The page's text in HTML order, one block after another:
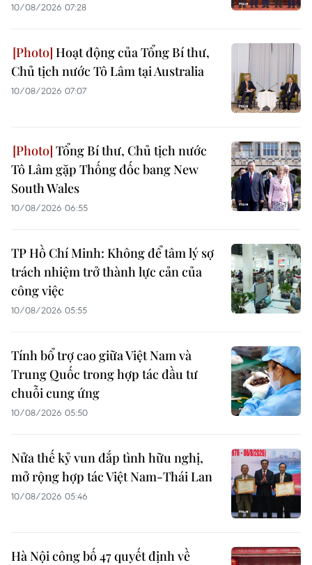
10/08/2026 07:28
Hoạt động của Tổng Bí thư,
Chủ tịch nước Tô Lâm tại Australia
10/08/2026 07:07
Tổng Bí thư, Chủ tịch nước
Tô Lâm gặp Thống đốc bang New
South Wales
10/08/2026 06:55
TP Hồ Chí Minh: Không để tâm lý sợ
trách nhiệm trở thành lực cản của
công việc
10/08/2026 05:55
Tính bổ trợ cao giữa Việt Nam và
Trung Quốc trong hợp tác đầu tư
chuỗi cung ứng
10/08/2026 05:50
Nửa thế kỷ vun đắp tình hữu nghị,
mở rộng hợp tác Việt Nam-Thái Lan
10/08/2026 05:46
Hà Nội công bố 47 quyết định về